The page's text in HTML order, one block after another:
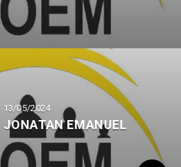
13/05/2024
JONATAN EMANUEL